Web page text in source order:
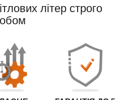
літер строго